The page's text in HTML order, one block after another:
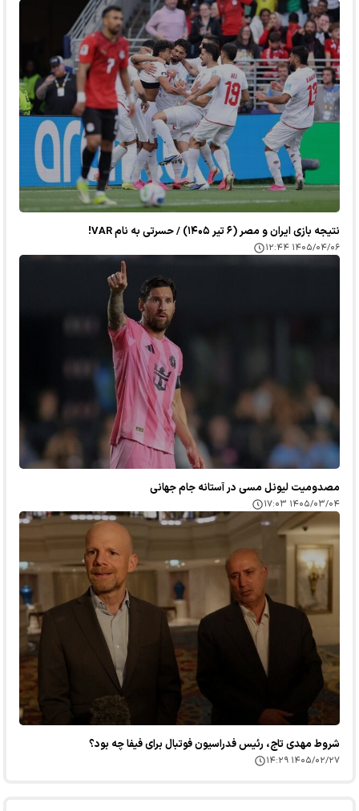
نتیجه بازی ایران و مصر (۶ تیر ۱۴۰۵) / حسرتی به نام VAR!
۱۴۰۵/۰۴/۰۶ ۱۲:۴۴
مصدومیت لیونل مسی در آستانه جام جهانی
۱۴۰۵/۰۳/۰۴ ۱۷:۰۳
شروط مهدی تاج، رئیس فدراسیون فوتبال برای فیفا چه بود؟
۱۴۰۵/۰۲/۲۷ ۱۴:۲۹